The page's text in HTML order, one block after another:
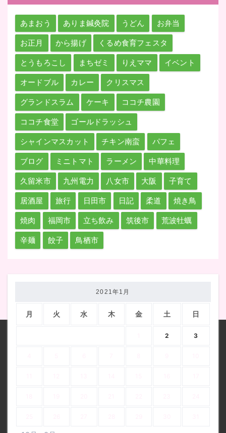
あまおう ありま鍼灸院 うどん お弁当
お正月 から揚げ くるめ食育フェスタ
とうもろこし まちゼミ りえママ イベント
オードブル カレー クリスマス
グランドスラム ケーキ ココチ農園
ココチ食堂 ゴールドラッシュ
シャインマスカット チキン南蛮 パフェ
ブログ ミニトマト ラーメン 中華料理
久留米市 九州電力 八女市 大阪 子育て
居酒屋 旅行 日田市 日記 柔道 焼き鳥
焼肉 福岡市 立ち飲み 筑後市 荒波牡蠣
辛麺 餃子 鳥栖市
2021年1月
月 火 水 木 金 土 日
2 3